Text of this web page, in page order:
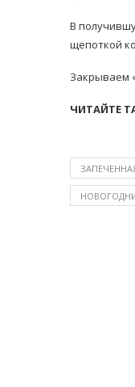
В
щепоткой
Закрываем
ЧИТАЙТЕ